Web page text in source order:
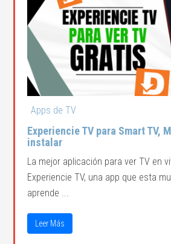
Apps de TV
Experiencie TV para Smart TV,
instalar
La mejor aplicación para ver TV en
Experiencie TV, una app que esta
aprende ...
Leer Más